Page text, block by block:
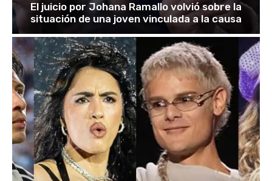
El juicio por Johana Ramallo volvió sobre la
situación de una joven vinculada a la causa